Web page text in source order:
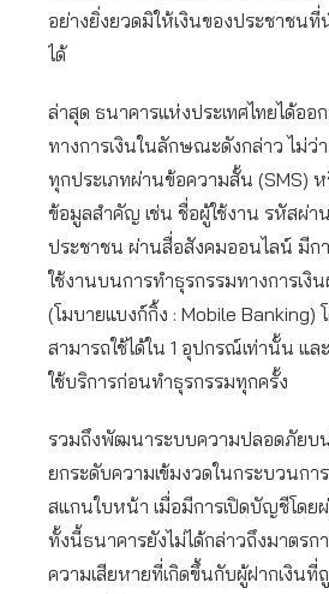
อย่างยิ่งยวดมิให้เงินของประชาชนที่
ได้
ล่าสุด ธนาคารแห่งประเทศไทยได้ออ
ทางการเงินในลักษณะดังกล่าว ไม่ว่
ทุกประเภทผ่านข้อความสั้น (SMS) ห
ข้อมูลสำคัญ เช่น ชื่อผู้ใช้งาน รหัสผ่า
ประชาชน ผ่านสื่อสังคมออนไลน์ มี
ใช้งานบนการทําธุรกรรมทางการเงิ
(โมบายแบงก์กิ้ง : Mobile Banking)
สามารถใช้ได้ใน 1 อุปกรณ์เท่านั้น แล
ใช้บริการก่อนทำธุรกรรมทุกครั้ง
รวมถึงพัฒนาระบบความปลอดภัยบ
ยกระดับความเข้มงวดในกระบวนก
สแกนใบหน้า เมื่อมีการเปิดบัญชีโดย
ทั้งนี้ธนาคารยังไม่ได้กล่าวถึงมาตรกา
ความเสียหายที่เกิดขึ้นกับผู้ฝากเงินที่